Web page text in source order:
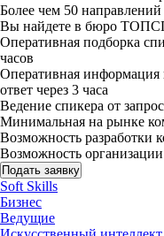
Более чем 50 направлений
Вы найдете в бюро
Оперативная подборка
часов
Оперативная
ответ через 3 часа
Ведение спикера от
Минимальная на рынке
Возможность разработки
Возможность
Подать заявку
Soft Skills
Бизнес
Ведущие